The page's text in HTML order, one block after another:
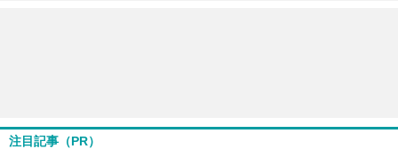
注目記事（PR）